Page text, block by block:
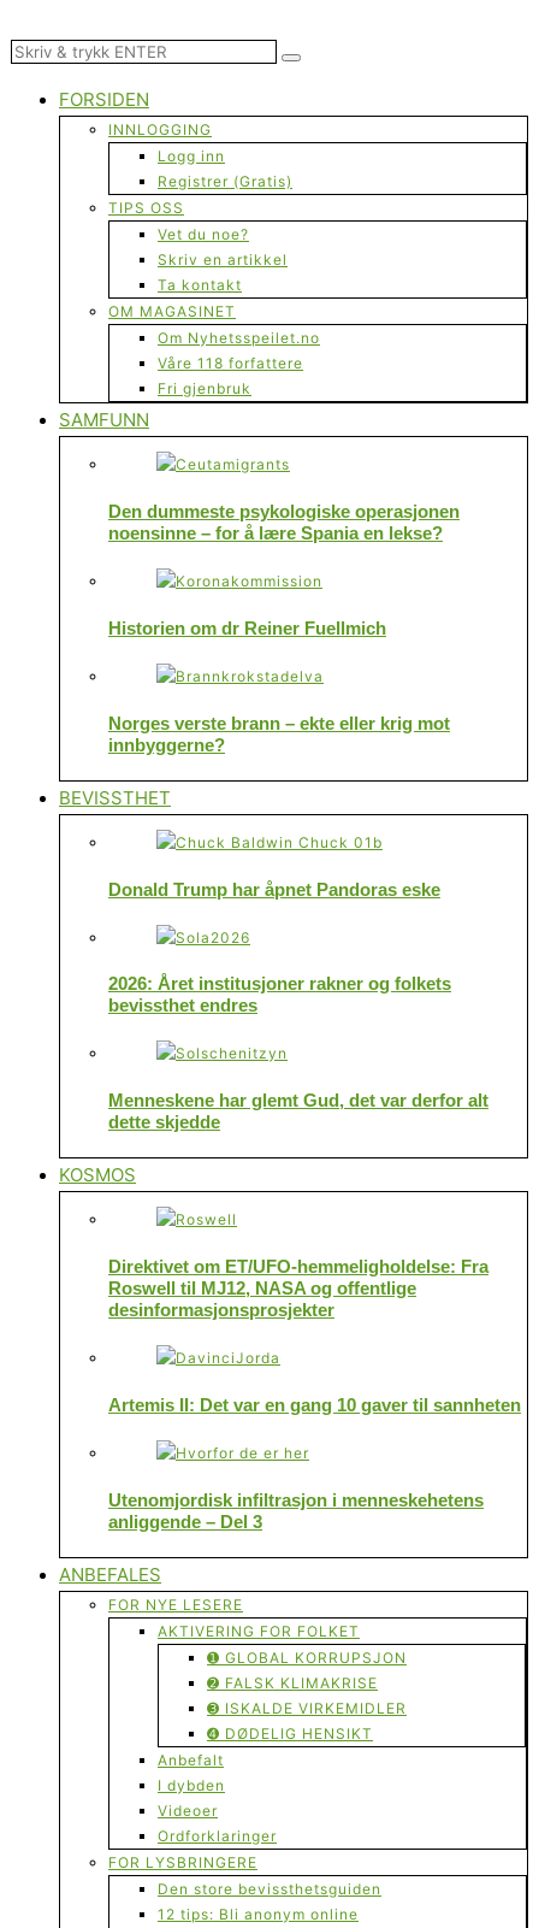
FORSIDEN
INNLOGGING
Logg inn
Registrer (Gratis)
TIPS OSS
Vet du noe?
Skriv en artikkel
Ta kontakt
OM MAGASINET
Om Nyhetsspeilet.no
Våre 118 forfattere
Fri gjenbruk
SAMFUNN
Den dummeste psykologiske operasjonen
noensinne – for å lære Spania en lekse?
Historien om dr Reiner Fuellmich
Norges verste brann – ekte eller krig mot
innbyggerne?
BEVISSTHET
Donald Trump har åpnet Pandoras eske
2026: Året institusjoner rakner og folkets
bevissthet endres
Menneskene har glemt Gud, det var derfor alt
dette skjedde
KOSMOS
Direktivet om ET/UFO-hemmeligholdelse: Fra
Roswell til MJ12, NASA og offentlige
desinformasjonsprosjekter
Artemis II: Det var en gang 10 gaver til sannheten
Utenomjordisk infiltrasjon i menneskehetens
anliggende – Del 3
ANBEFALES
FOR NYE LESERE
AKTIVERING FOR FOLKET
➊ GLOBAL KORRUPSJON
➋ FALSK KLIMAKRISE
➌ ISKALDE VIRKEMIDLER
➍ DØDELIG HENSIKT
Anbefalt
I dybden
Videoer
Ordforklaringer
FOR LYSBRINGERE
Den store bevissthetsguiden
12 tips: Bli anonym online